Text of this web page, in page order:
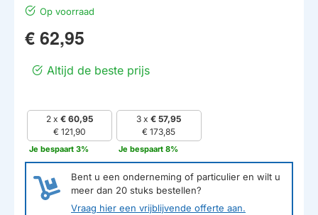
Op voorraad
€ 62,95
Altijd de beste prijs
2 x € 60,95
€ 121,90
Je bespaart 3%
3 x€ 57,95
€ 173,85
Je bespaart 8%
Bent u een onderneming of particulier en wilt u
meer dan 20 stuks bestellen?
Vraag hier een vrijblijvende offerte aan.